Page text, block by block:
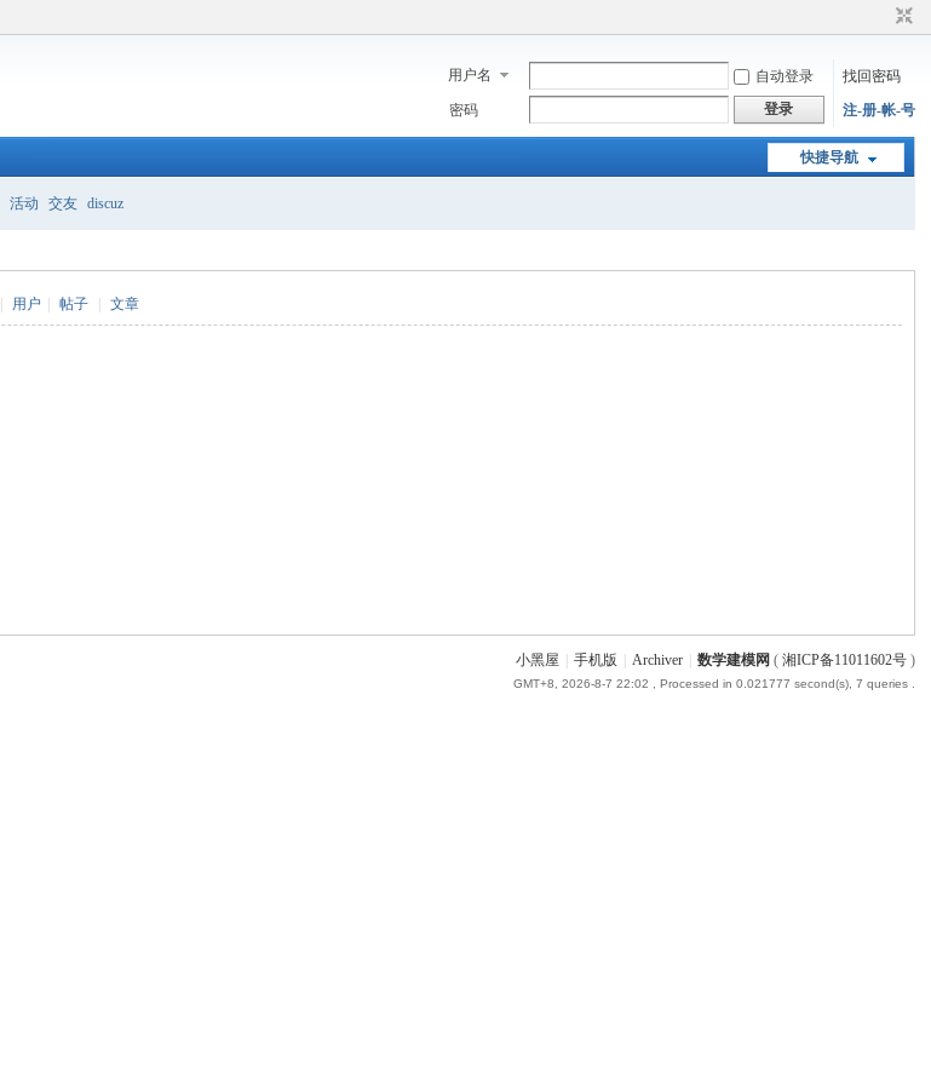
用户名 自动登录
找回密码
密码
登录 注-册-帐-号
快捷导航
活动 交友 discuz
用户 帖子 文章
小黑屋 手机版 Archiver 数学建模网 ( 湘ICP备11011602号)
GMT+8, 2026-8-7 22:02 , Processed in 0.021777 second(s), 7 queries .